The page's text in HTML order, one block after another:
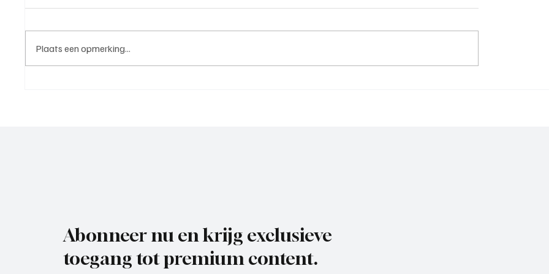
Plaats een opmerking...
Abonneer nu en krijg exclusieve
toegang tot premium content.